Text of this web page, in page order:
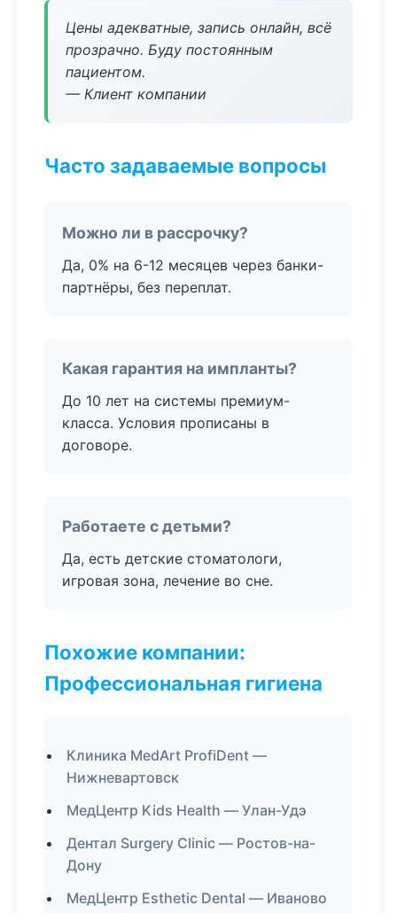
Цены адекватные, запись онлайн, всё
прозрачно. Буду постоянным
пациентом.
— Клиент компании
Часто задаваемые вопросы
Можно ли в рассрочку?
Да, 0% на 6-12 месяцев через банки-
партнёры, без переплат.
Какая гарантия на импланты?
До 10 лет на системы премиум-
класса. Условия прописаны в
договоре.
Работаете с детьми?
Да, есть детские стоматологи,
игровая зона, лечение во сне.
Похожие компании:
Профессиональная гигиена
Клиника MedArt ProfiDent —
Нижневартовск
МедЦентр Kids Health — Улан-Удэ
Дентал Surgery Clinic — Ростов-на-
Дону
МедЦентр Esthetic Dental — Иваново